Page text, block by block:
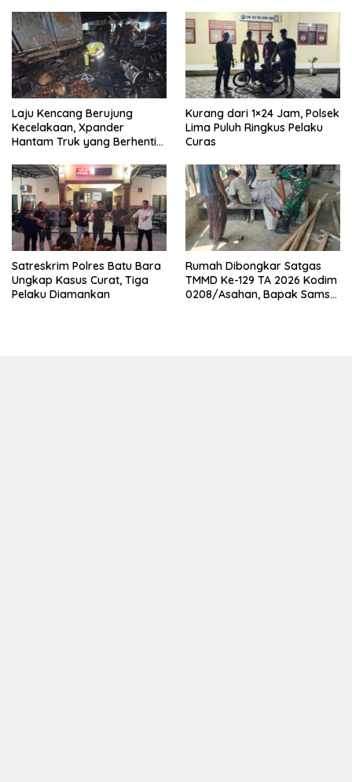
Laju Kencang Berujung
Kecelakaan, Xpander
Hantam Truk yang Berhenti
Kurang dari 1×24 Jam, Polsek
Lima Puluh Ringkus Pelaku
Curas
Satreskrim Polres Batu Bara
Ungkap Kasus Curat, Tiga
Pelaku Diamankan
Rumah Dibongkar Satgas
TMMD Ke-129 TA 2026 Kodim
0208/Asahan, Bapak Samsul